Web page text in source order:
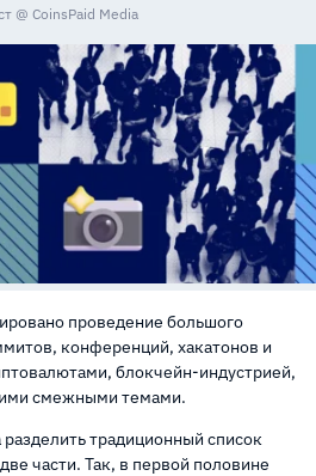
@ CoinsPaid Media
проведение большого
конференций, хакатонов и
блокчейн-индустрией,
смежными темами.
традиционный список
части. Так, в первой половине